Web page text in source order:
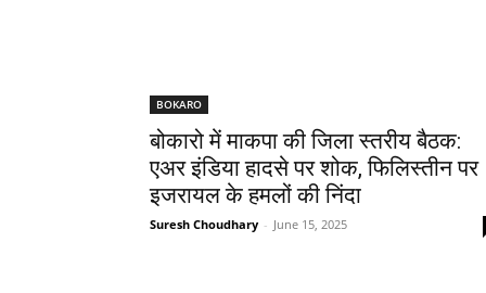
BOKARO
बोकारो में माकपा की जिला स्तरीय बैठक:
एअर इंडिया हादसे पर शोक, फिलिस्तीन पर
इजरायल के हमलों की निंदा
Suresh Choudhary - June 15, 2025